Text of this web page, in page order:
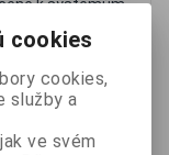
k systémům
centrále k
cookies
cookies,
služby a
ve svém